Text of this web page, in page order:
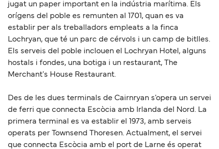
jugat un paper important en la indústria marítima. Els
orígens del poble es remunten al 1701, quan es va
establir per als treballadors empleats a la finca
Lochryan, que té un parc de cérvols i un camp de bitlles.
Els serveis del poble inclouen el Lochryan Hotel, alguns
hostals i fondes, una botiga i un restaurant, The
Merchant's House Restaurant.
Des de les dues terminals de Cairnryan s'opera un servei
de ferri que connecta Escòcia amb Irlanda del Nord. La
primera terminal es va establir el 1973, amb serveis
operats per Townsend Thoresen. Actualment, el servei
que connecta Escòcia amb el port de Larne és operat